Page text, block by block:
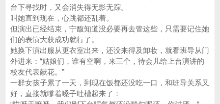
台下寻找时，又会消失得无影无踪。
叫她直到现在，心跳都还乱着。
但演出已经结束，宁馥知道没必要再去管这些，只需要记住她
们的表演大获成功就行了。
她换下演出服从更衣室出来，还没来得及卸妆，就看班导从门
外进来：“姑娘们，谁有空啊，来三个，待会儿给上台演讲的
校友代表献花。”
一群女孩子累了一天，到现在饭都还没吃一口，和班导关系又
好，直接就嗲着嗓子吐槽起来了：